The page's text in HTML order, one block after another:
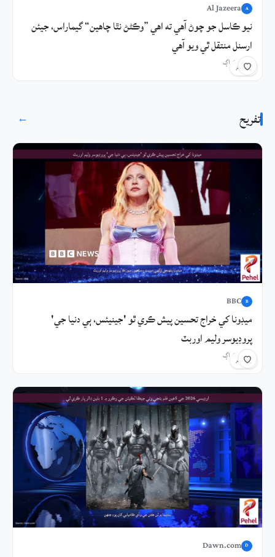
A
Al Jazeera
نيو ڪاسل جو چوڻ آهي ته اهي ”وڪڻڻ نٿا چاهين“ گيماراس، جيئن
ارسنل منتقل ٿي ويو آهي
8 ڪلاڪ اڳ شيئر
تفريح →
B
BBC
ميڊونا کي خراج تحسين پيش ڪري ٿو 'جينيئس، ٻي دنيا جي'
پروڊيوسر وليم اوربٽ
1 ڪلاڪ اڳ شيئر
D
Dawn.com